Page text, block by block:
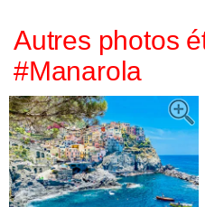
Autres photos
#Manarola